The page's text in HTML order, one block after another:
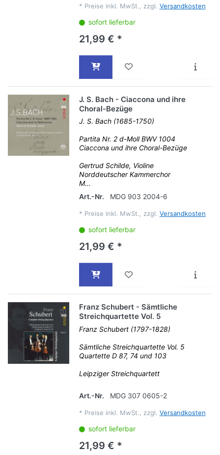
* Preise inkl. MwSt., zzgl. Versandkosten
sofort lieferbar
21,99 € *
J. S. Bach - Ciaccona und ihre
Choral-Bezüge
J. S. Bach (1685-1750)
Partita Nr. 2 d-Moll BWV 1004
Ciaccona und ihre Choral-Bezüge
Gertrud Schilde, Violine
Norddeutscher Kammerchor
M...
Art.-Nr.
MDG 903 2004-6
* Preise inkl. MwSt., zzgl. Versandkosten
sofort lieferbar
21,99 € *
Franz Schubert - Sämtliche
Streichquartette Vol. 5
Franz Schubert (1797-1828)
Sämtliche Streichquartette Vol. 5
Quartette D 87, 74 und 103
Leipziger Streichquartett
Art.-Nr. MDG 307 0605-2
* Preise inkl. MwSt., zzgl. Versandkosten
sofort lieferbar
21,99 € *